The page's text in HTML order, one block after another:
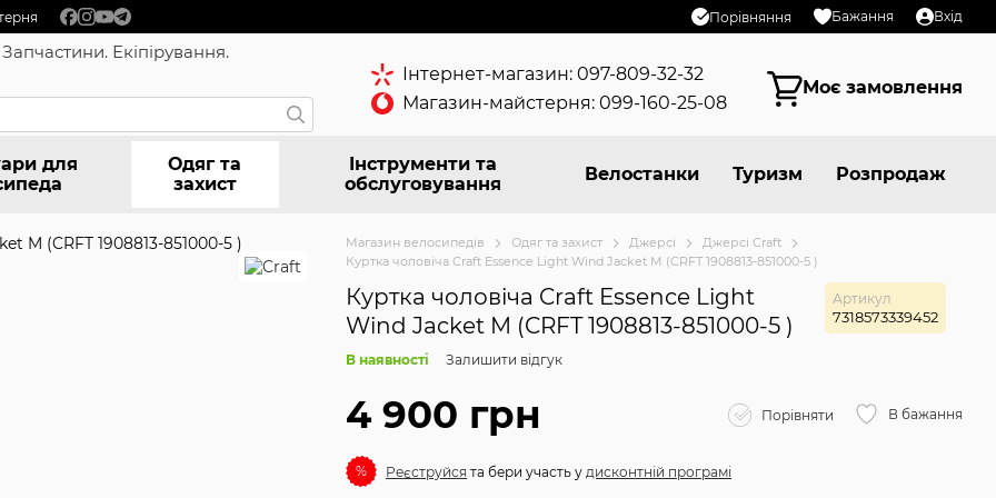
Порівняння Бажання Вхід
Екіпірування.
Інтернет-магазин: 097-809-32-32
Магазин-майстерня: 099-160-25-08
Моє замовлення
для
Одяг та
захист
Інструменти та
обслуговування
Велостанки Туризм Розпродаж
Магазин велосипедів Одяг та захист Джерсі
Джерсі Craft
Куртка чоловіча Craft Essence Light Wind Jacket M (CRFT 1908813-851000-5 )
Куртка чоловіча Craft Essence Light
Wind Jacket M (CRFT 1908813-851000-5 )
Артикул
7318573339452
В наявності Залишити відгук
4 900 грн Порівняти В бажання
% Реєструйся та бери участь у дисконтній програмі